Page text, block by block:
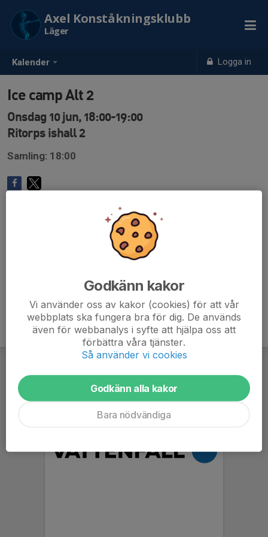
Kalender Logga in
Axel Konståkningsklubb
Läger
Ice camp Alt 2
Onsdag 10 jun, 18:00-19:00
Ritorps ishall 2
Samling: 18:00
Godkänn kakor
Vi använder oss av kakor (cookies) för att vår
webbplats ska fungera bra för dig. De används
även för webbanalys i syfte att hjälpa oss att
förbättra våra tjänster.
Så använder vi cookies
Godkänn alla kakor
Bara nödvändiga